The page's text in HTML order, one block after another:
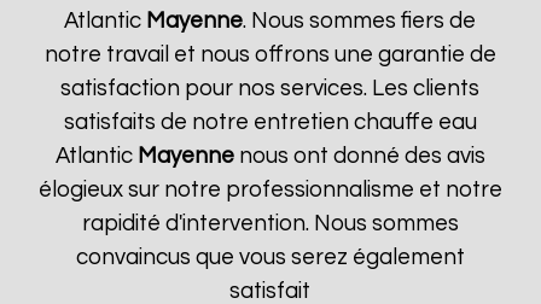
Atlantic Mayenne. Nous sommes fiers de
notre travail et nous offrons une garantie de
satisfaction pour nos services. Les clients
satisfaits de notre entretien chauffe eau
Atlantic Mayennenous ont donné des avis
élogieux sur notre professionnalisme et notre
rapidité d'intervention. Nous sommes
convaincus que vous serez également
satisfait